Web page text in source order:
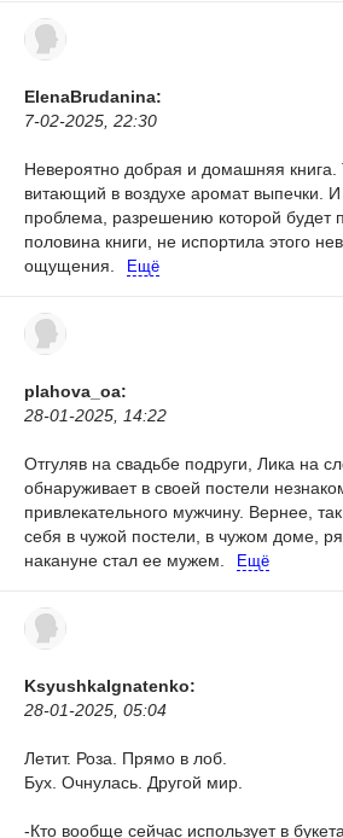
ElenaBrudanina:
7-02-2025, 22:30
Невероятно добрая и домашняя
витающий в воздухе аромат выпечки.
проблема, разрешению которой будет
половина книги, не испортила этого
ощущения.
Ещё
plahova_oa:
28-01-2025, 14:22
Отгуляв на свадьбе подруги, Лика на
обнаруживает в своей постели
привлекательного мужчину. Вернее,
себя в чужой постели, в чужом доме,
накануне стал ее мужем.
Ещё
KsyushkaIgnatenko:
28-01-2025, 05:04
Летит. Роза. Прямо в лоб.
Бух. Очнулась. Другой мир.
-Кто вообще сейчас использует в